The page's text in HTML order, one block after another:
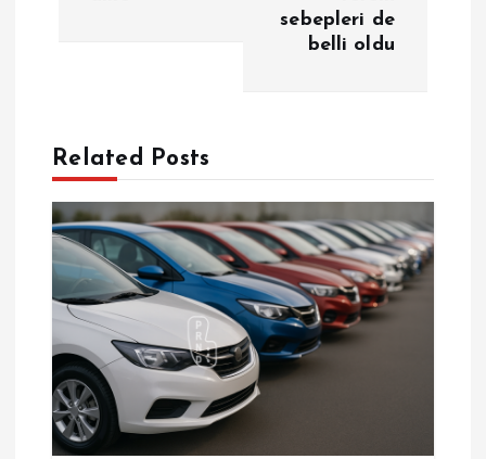
z
n
m
e
s
sebepleri de
belli oldu
Related Posts